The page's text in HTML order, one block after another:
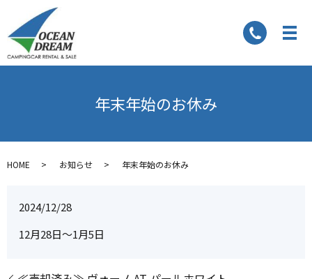
年末年始のお休み
HOME お知らせ 年末年始のお休み
2024/12/28
12月28日～1月5日